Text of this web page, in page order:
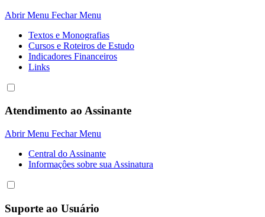
Abrir Menu Fechar Menu
Textos e Monografias
Cursos e Roteiros de Estudo
Indicadores Financeiros
Links
Atendimento ao Assinante
Abrir Menu Fechar Menu
Central do Assinante
Informaçôes sobre sua Assinatura
Suporte ao Usuário